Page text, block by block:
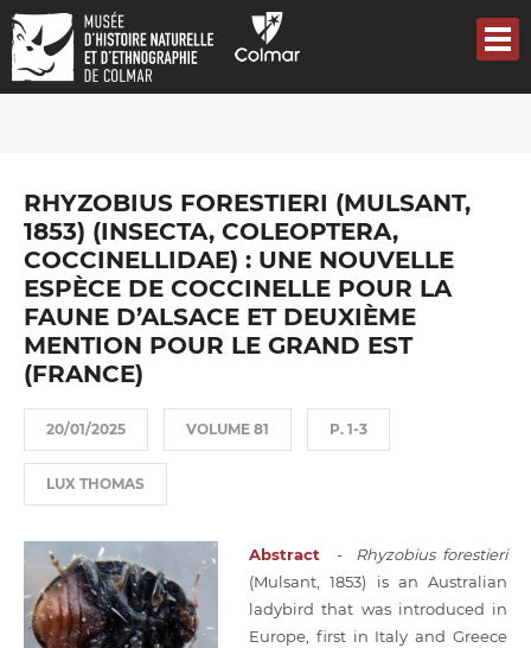
Aller
au
contenu
principal
RHYZOBIUS FORESTIERI (MULSANT,
1853) (INSECTA, COLEOPTERA,
COCCINELLIDAE) : UNE NOUVELLE
ESPÈCE DE COCCINELLE POUR LA
FAUNE D’ALSACE ET DEUXIÈME
MENTION POUR LE GRAND EST
(FRANCE)
20/01/2025 VOLUME 81 P. 1-3
LUX THOMAS
Abstract - Rhyzobius forestieri
(Mulsant, 1853) is an Australian
ladybird that was introduced in
Europe, first in Italy and Greece